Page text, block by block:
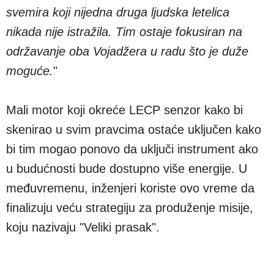
svemira koji nijedna druga ljudska letelica
nikada nije istražila. Tim ostaje fokusiran na
održavanje oba Vojadžera u radu što je duže
moguće."
Mali motor koji okreće LECP senzor kako bi
skenirao u svim pravcima ostaće uključen kako
bi tim mogao ponovo da uključi instrument ako
u budućnosti bude dostupno više energije. U
međuvremenu, inženjeri koriste ovo vreme da
finalizuju veću strategiju za produženje misije,
koju nazivaju "Veliki prasak".